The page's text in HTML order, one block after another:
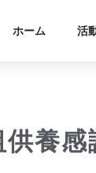
ホーム 活
供養感